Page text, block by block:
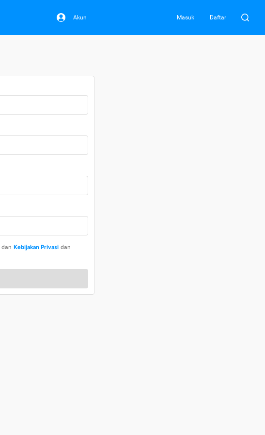
Akun Masuk Daftar
dan Kebijakan Privasi dan